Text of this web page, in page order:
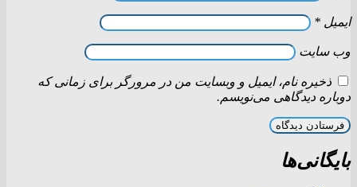
ایمیل *
وب‌ سایت
ذخیره نام، ایمیل و وبسایت من در مرورگر برای زمانی که
دوباره دیدگاهی می‌نویسم.
بایگانی‌ها